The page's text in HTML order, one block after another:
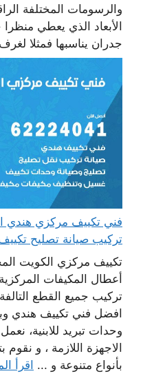
والرسومات المختلفة
الأبعاد الذي يعطي
جدران يناسبها فمثلا
تركيب صيانة تصليح
تكييف مركزي الكويت
أعطال المكيفات
تركيب جميع القطع
افضل فني تكييف هندي
وحدات تبريد للابنية،
الاجهزة اللازمة ، و
بأنواع متنوعة و ...
اقرأ